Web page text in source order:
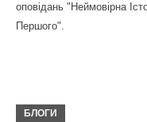
оповідань "Неймовірна
Першого".
БЛОГИ